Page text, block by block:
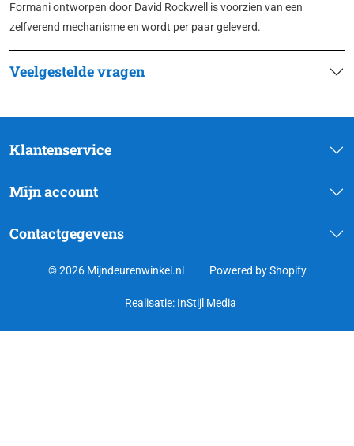
Formani ontworpen door David Rockwell is voorzien van een
zelfverend mechanisme en wordt per paar geleverd.
Veelgestelde vragen
Klantenservice
Mijn account
Contactgegevens
© 2026 Mijndeurenwinkel.nl Powered by Shopify
Realisatie: InStijl Media